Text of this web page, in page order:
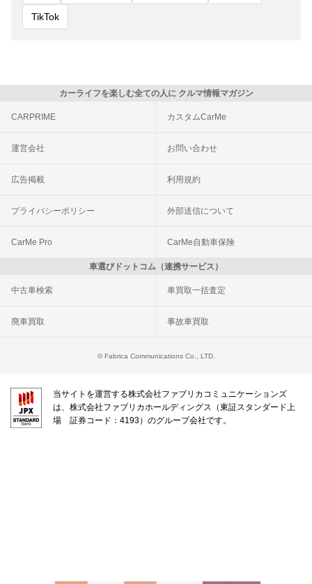
TikTok
カーライフを楽しむ全ての人に クルマ情報マガジン
CARPRIME カスタムCarMe
運営会社 お問い合わせ
広告掲載 利用規約
プライバシーポリシー 外部送信について
CarMe Pro CarMe自動車保険
車選びドットコム（連携サービス）
中古車検索 車買取一括査定
廃車買取 事故車買取
© Fabrica Communications Co., LTD.
当サイトを運営する株式会社ファブリカコミュニケーションズ
は、株式会社ファブリカホールディングス（東証スタンダード上
場 証券コード：4193）のグループ会社です。